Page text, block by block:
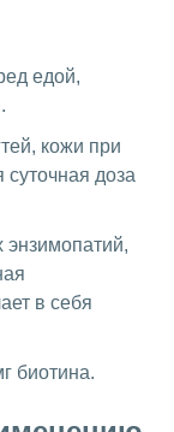
едой,
кожи при
доза
энзимопатий,
в себя
биотина.